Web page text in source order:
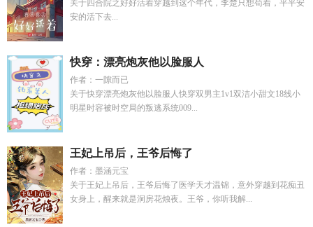
关于四合院之好好活着穿越到这个年代，李楚只想苟着，平平安
安的活下去...
快穿：漂亮炮灰他以脸服人
作者：一隙而已
关于快穿漂亮炮灰他以脸服人快穿双男主1v1双洁小甜文18线小
明星时容被时空局的叛逃系统009...
王妃上吊后，王爷后悔了
作者：墨涵元宝
关于王妃上吊后，王爷后悔了医学天才温锦，意外穿越到花痴丑
女身上，醒来就是洞房花烛夜。王爷，你听我解...